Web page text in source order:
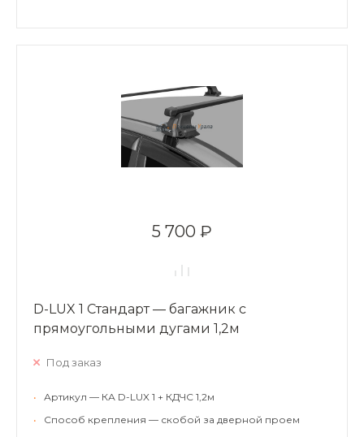
5 700 ₽
D-LUX 1 Стандарт — багажник с
прямоугольными дугами 1,2м
Под заказ
•
Артикул — КА D-LUX 1 + КДЧС 1,2м
•
Способ крепления — скобой за дверной проем